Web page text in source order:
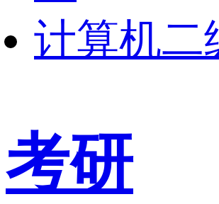
计算机二
考研